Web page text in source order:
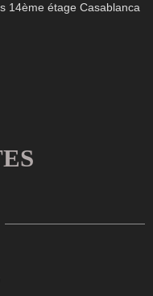
14ème étage Casablanca